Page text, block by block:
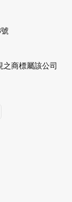
商標屬該公司